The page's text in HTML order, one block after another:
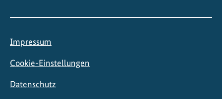
Impressum
Cookie-Einstellungen
Datenschutz